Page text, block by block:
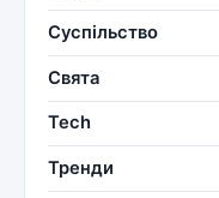
Суспільство
Свята
Tech
Тренди